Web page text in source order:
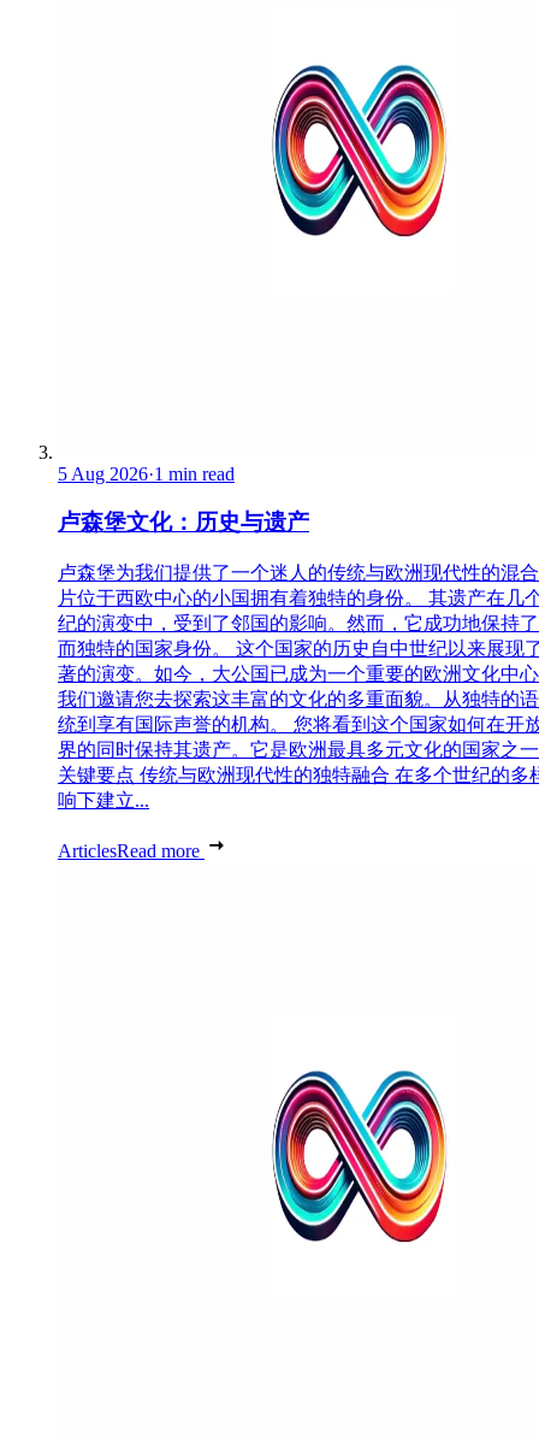
5 Aug 2026·1 min read
卢森堡文化：历史与遗产
卢森堡为我们提供了一个迷人的传统与欧洲现代性的混
片位于西欧中心的小国拥有着独特的身份。 其遗产在几
纪的演变中，受到了邻国的影响。然而，它成功地保持
而独特的国家身份。 这个国家的历史自中世纪以来展现
著的演变。如今，大公国已成为一个重要的欧洲文化中
我们邀请您去探索这丰富的文化的多重面貌。从独特的
统到享有国际声誉的机构。 您将看到这个国家如何在开
界的同时保持其遗产。它是欧洲最具多元文化的国家之
关键要点 传统与欧洲现代性的独特融合 在多个世纪的多
响下建立...
ArticlesRead more